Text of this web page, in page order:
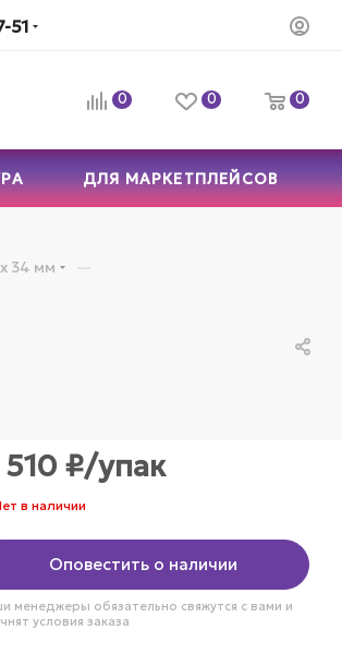
51
0 0 0
ДЛЯ МАРКЕТПЛЕЙСОВ
34 мм —
₽/упак
в наличии
Оповестить о наличии
менеджеры обязательно свяжутся с вами и
условия заказа